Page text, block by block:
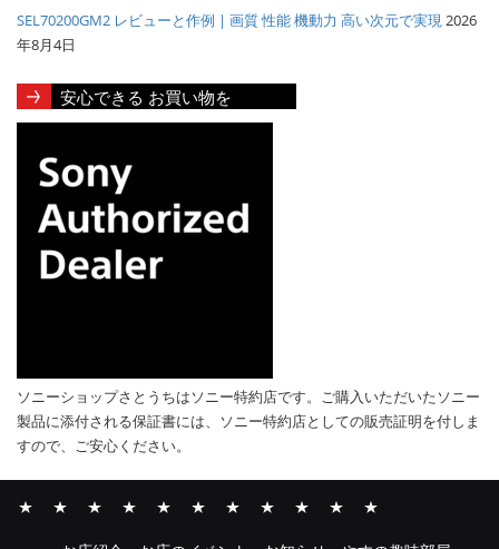
SEL70200GM2 レビューと作例 | 画質 性能 機動力 高い次元で実現2026
年8月4日
安心できる お買い物を
ソニーショップさとうちはソニー特約店です。ご購入いただいたソニー
製品に添付される保証書には、ソニー特約店としての販売証明を付しま
すので、ご安心ください。